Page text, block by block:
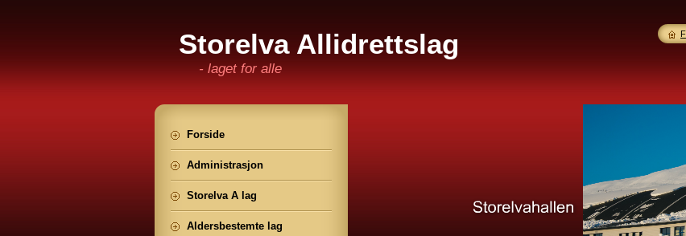
Storelva Allidrettslag
- laget for alle
Forside
Administrasjon
Storelva A lag
Aldersbestemte lag